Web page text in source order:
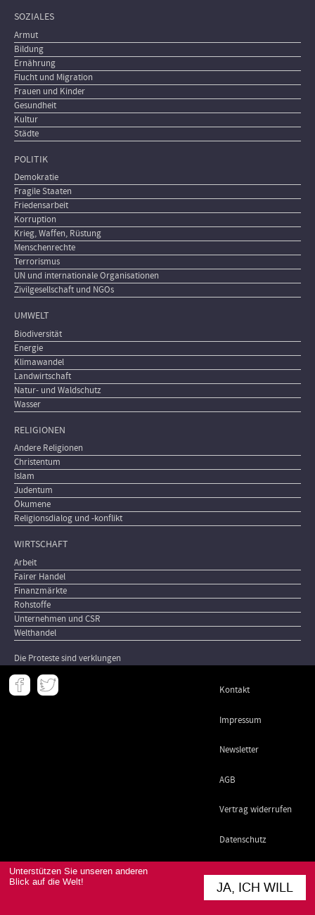
Unterstützen Sie unseren anderen
Blick auf die Welt!
JA, ICH WILL
SOZIALES
Armut
Bildung
Ernährung
Flucht und Migration
Frauen und Kinder
Gesundheit
Kultur
Städte
POLITIK
Demokratie
Fragile Staaten
Friedensarbeit
Korruption
Krieg, Waffen, Rüstung
Menschenrechte
Terrorismus
UN und internationale Organisationen
Zivilgesellschaft und NGOs
UMWELT
Biodiversität
Energie
Klimawandel
Landwirtschaft
Natur- und Waldschutz
Wasser
RELIGIONEN
Andere Religionen
Christentum
Islam
Judentum
Ökumene
Religionsdialog und -konflikt
WIRTSCHAFT
Arbeit
Fairer Handel
Finanzmärkte
Rohstoffe
Unternehmen und CSR
Welthandel
Die Proteste sind verklungen
Meta
- Kontakt
Impressum
Newsletter
AGB
Vertrag widerrufen
Datenschutz